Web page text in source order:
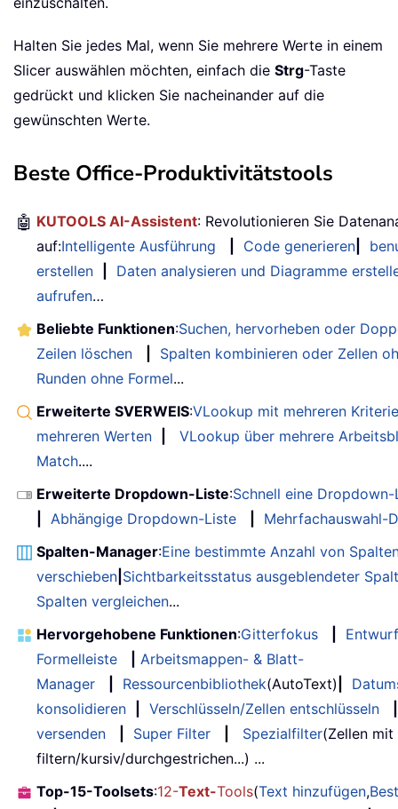
Halten Sie jedes Mal, wenn Sie mehrere Werte in einem
Slicer auswählen möchten, einfach die Strg-Taste
gedrückt und klicken Sie nacheinander auf die
gewünschten Werte.
Beste Office-Produktivitätstools
🤖 KUTOOLS AI-Assistent: Revolutionieren Sie
auf:Intelligente Ausführung Code generieren
erstellen
Daten analysieren und Diagramme
aufrufen…
Beliebte Funktionen:Suchen, hervorheben oder
Zeilen löschen
Spalten kombinieren oder Zellen
Runden ohne Formel...
Erweiterte SVERWEIS:VLookup mit mehreren
mehreren Werten
VLookup über mehrere
Match....
Erweiterte Dropdown-Liste:Schnell eine
Abhängige Dropdown-Liste
Mehrfachauswahl-
Spalten-Manager:Eine bestimmte Anzahl von
verschieben Sichtbarkeitsstatus ausgeblendeter
Spalten vergleichen...
Hervorgehobene Funktionen:Gitterfokus
Entwurf
Formelleiste
Arbeitsmappen- & Blatt-
Manager
Ressourcenbibliothek(AutoText)
konsolidieren
Verschlüsseln/Zellen entschlüsseln
versenden
Super Filter Spezialfilter(Zellen
filtern/kursiv/durchgestrichen...) ...
Top-15-Toolsets:12-Text-Tools(Text hinzufügen,